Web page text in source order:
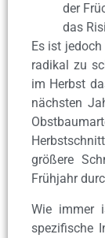
der
das
Es ist
radikal zu
im Herbst
nächsten
größere
Frühjahr
Wie immer
spezifische